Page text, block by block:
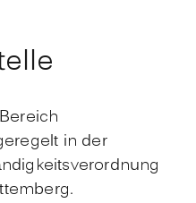
in der